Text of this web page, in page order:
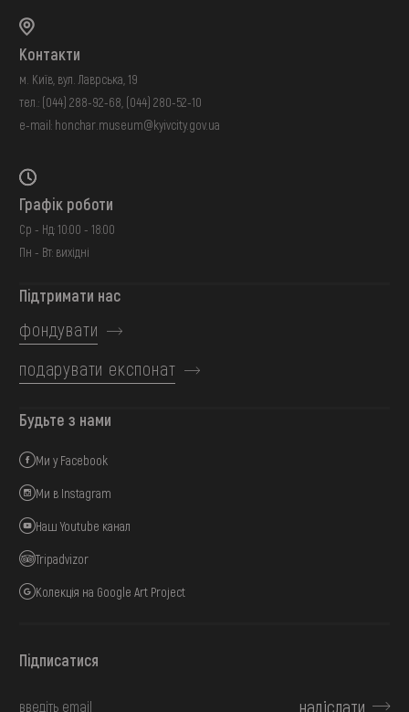
Контакти
м. Київ, вул. Лаврська, 19
тел.: (044) 288-92-68 (044) 280-52-10
e-mail: honchar.museum@kyivcity.gov.ua
Графік роботи
Ср - Нд: 10:00 - 18:00
Пн - Вт: вихідні
Підтримати нас
фондувати
подарувати експонат
Будьте з нами
Ми у Facebook
Ми в Instagram
Наш Youtube канал
Tripadvizor
Колекція на Google Art Project
Підписатися
надіслати